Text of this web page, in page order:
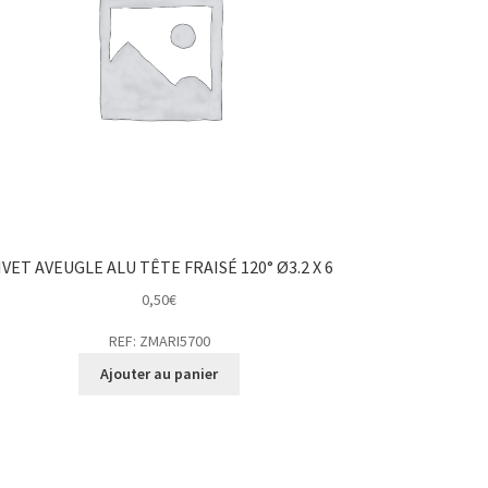
AVEUGLE ALU TÊTE FRAISÉ 120° Ø3.2 X 6
0,50€
REF: ZMARI5700
Ajouter au panier